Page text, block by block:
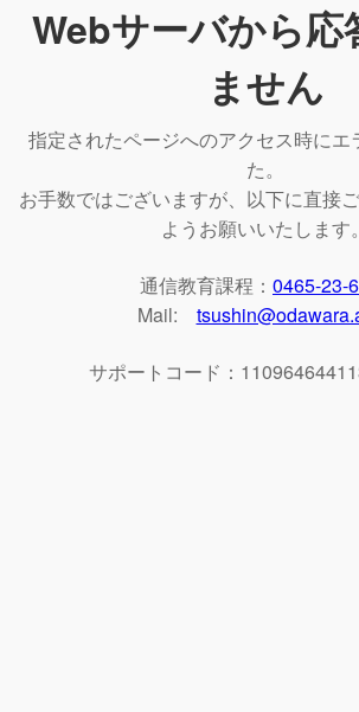
Webサーバから応
ません
指定されたページへのアクセス時にエ
た。
お手数ではございますが、以下に直接
ようお願いいたします。
通信教育課程： 0465-23-
Mail:
サポートコード：